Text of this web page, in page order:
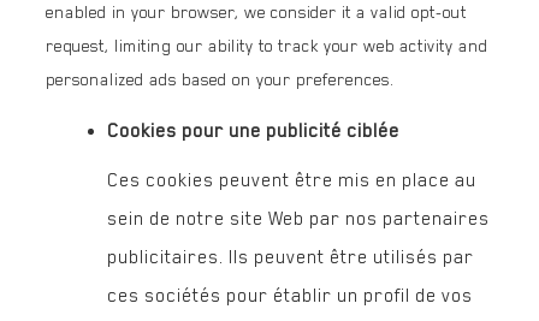
enabled in your browser, we consider it a valid opt-out
request, limiting our ability to track your web activity and
personalized ads based on your preferences.
Cookies pour une publicité ciblée
Ces cookies peuvent être mis en place au
sein de notre site Web par nos partenaires
publicitaires. Ils peuvent être utilisés par
ces sociétés pour établir un profil de vos